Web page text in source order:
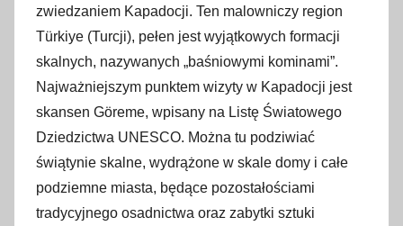
zwiedzaniem Kapadocji. Ten malowniczy region
Türkiye (Turcji), pełen jest wyjątkowych formacji
skalnych, nazywanych „baśniowymi kominami”.
Najważniejszym punktem wizyty w Kapadocji jest
skansen Göreme, wpisany na Listę Światowego
Dziedzictwa UNESCO. Można tu podziwiać
świątynie skalne, wydrążone w skale domy i całe
podziemne miasta, będące pozostałościami
tradycyjnego osadnictwa oraz zabytki sztuki